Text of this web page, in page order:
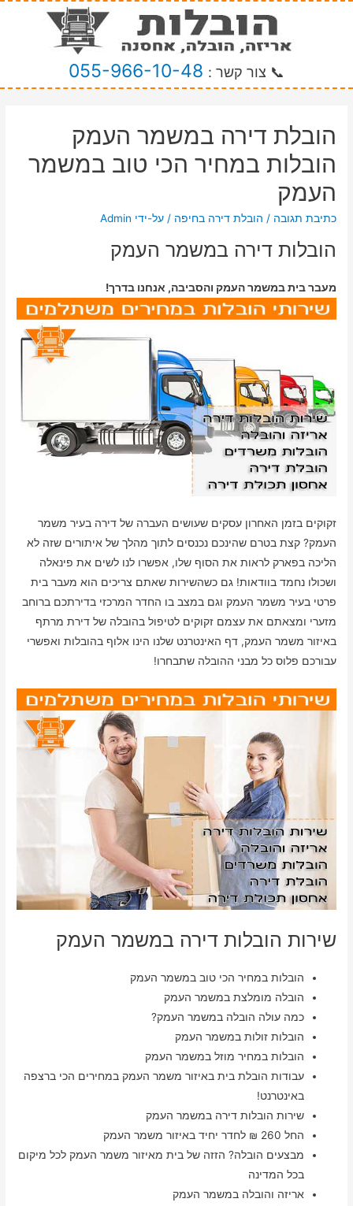
📞 צור קשר : 055-966-10-48
הובלת דירה במשמר העמק
הובלות במחיר הכי טוב במשמר
העמק
כתיבת תגובה / הובלת דירה בחיפה / על-ידי Admin
הובלות דירה במשמר העמק
מעבר בית במשמר העמק והסביבה, אנחנו בדרך!
זקוקים בזמן האחרון עסקים שעושים העברה של דירה בעיר משמר
העמק? קצת בטרם שהינכם נכנסים לתוך מהלך של איתורים שזה לא
הליכה בפארק לראות את הסוף שלו, אפשרו לנו לשים את פינאלה
ושכולו נחמד בוודאות! גם כשהשירות שאתם צריכים הוא מעבר בית
פרטי בעיר משמר העמק וגם במצב בו החדר המרכזי בדירתכם ברוחב
מזערי ומצאתם את עצמם זקוקים לטיפול בהובלה של דירת מרתף
באיזור משמר העמק, דף האינטרנט שלנו הינו אלוף בהובלות ואפשרי
עבורכם פלוס כל מבני ההובלה שתבחרו!
שירות הובלות דירה במשמר העמק
הובלות במחיר הכי טוב במשמר העמק
הובלה מומלצת במשמר העמק
כמה עולה הובלה במשמר העמק?
הובלות זולות במשמר העמק
הובלות במחיר מוזל במשמר העמק
עבודות הובלת בית באיזור משמר העמק במחירים הכי ברצפה
באינטרנט!
שירות הובלות דירה במשמר העמק
החל 260 ₪ לחדר יחיד באיזור משמר העמק
מבצעים הובלה? הזזה של בית מאיזור משמר העמק לכל מיקום
בכל המדינה
אריזה והובלה במשמר העמק